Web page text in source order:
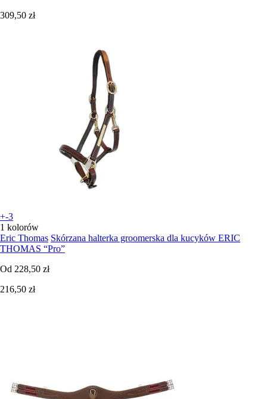
309,50 zł
+-3
1 kolorów
Eric Thomas Skórzana halterka groomerska dla kucyków ERIC
THOMAS “Pro”
Od 228,50 zł
216,50 zł